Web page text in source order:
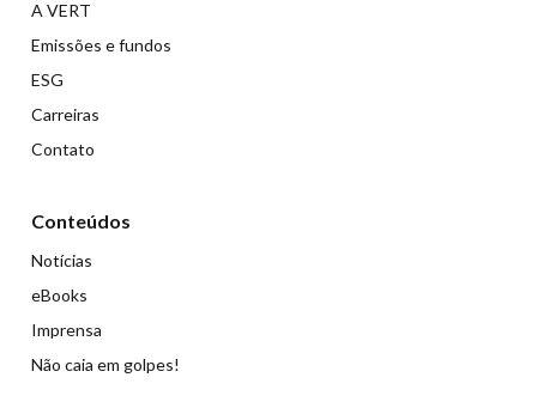
A VERT
Emissões e fundos
ESG
Carreiras
Contato
Conteúdos
Notícias
eBooks
Imprensa
Não caia em golpes!